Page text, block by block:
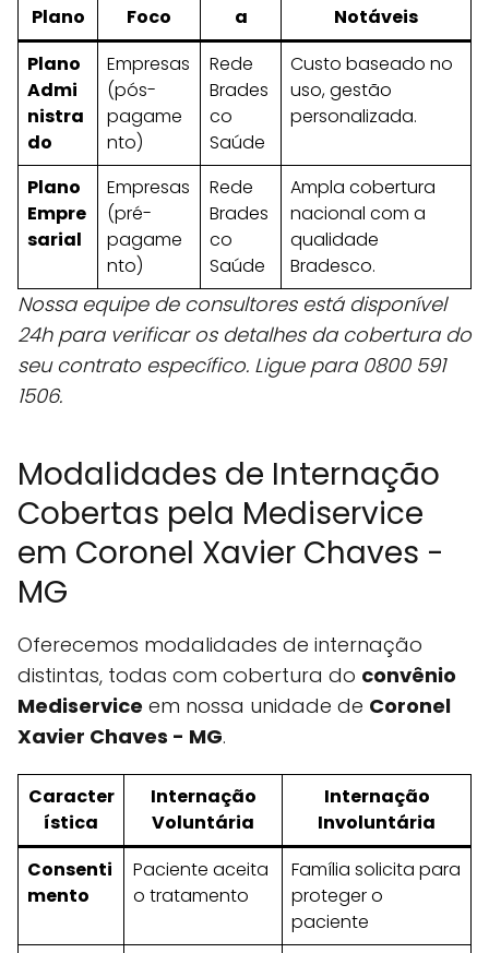
Plano
Foco
a
Notáveis
Plano
Admi
nistra
do
Empresas
(pós-
pagame
nto)
Rede
Brades
co
Saúde
Custo baseado no
uso, gestão
personalizada.
Plano
Empre
sarial
Empresas
(pré-
pagame
nto)
Rede
Brades
co
Saúde
Ampla cobertura
nacional com a
qualidade
Bradesco.
Nossa equipe de consultores está disponível
24h para verificar os detalhes da cobertura do
seu contrato específico. Ligue para 0800 591
1506.
Modalidades de Internação
Cobertas pela Mediservice
em Coronel Xavier Chaves -
MG
Oferecemos modalidades de internação
distintas, todas com cobertura do convênio
Mediservice em nossa unidade de Coronel
Xavier Chaves - MG.
Caracter
ística
Internação
Voluntária
Internação
Involuntária
Consenti
mento
Paciente aceita
o tratamento
Família solicita para
proteger o
paciente